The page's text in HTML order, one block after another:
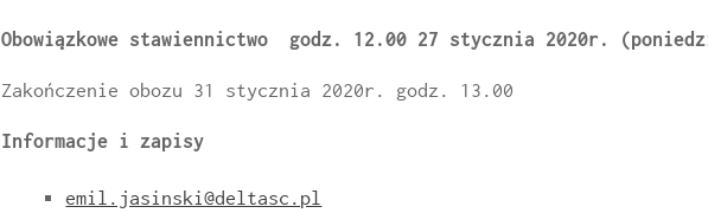
Obowiązkowe stawiennictwo godz. 12.00 27 stycznia 2020r.
Zakończenie obozu 31 stycznia 2020r. godz. 13.00
Informacje i zapisy
emil.jasinski@deltasc.pl